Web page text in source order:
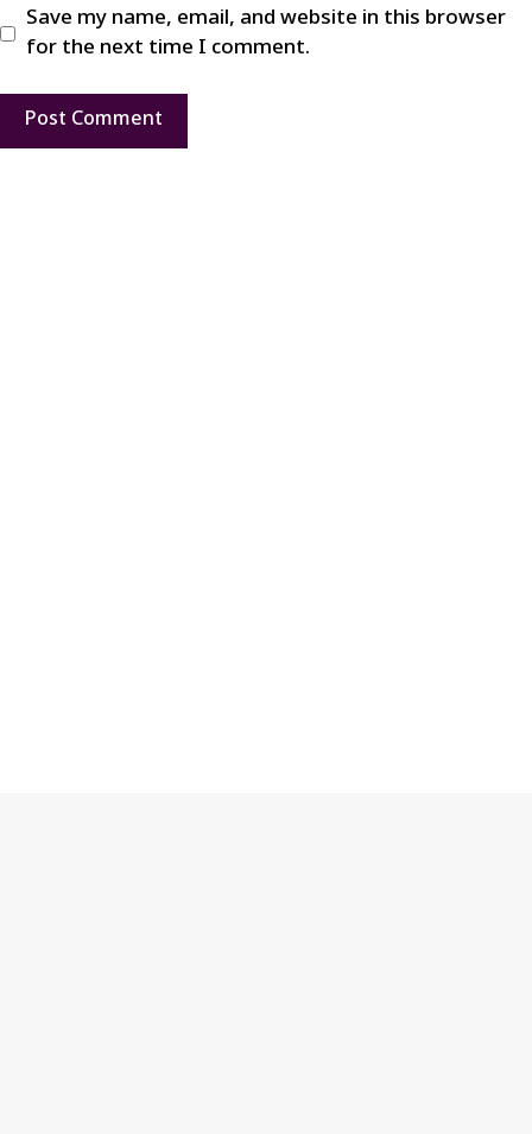
Save my name, email, and website in this browser
for the next time I comment.